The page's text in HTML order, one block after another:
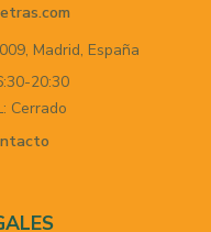
Madrid, España
20:30
Cerrado